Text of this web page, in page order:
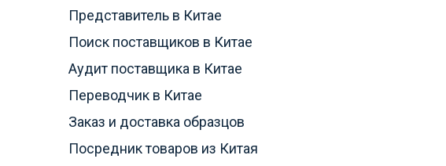
Представитель в Китае
Поиск поставщиков в Китае
Аудит поставщика в Китае
Переводчик в Китае
Заказ и доставка образцов
Посредник товаров из Китая